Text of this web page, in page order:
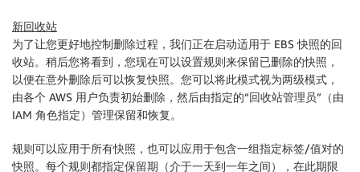
新回收站
为了让您更好地控制删除过程，我们正在启动适用于 EBS 快照的回
收站。稍后您将看到，您现在可以设置规则来保留已删除的快照，
以便在意外删除后可以恢复快照。您可以将此模式视为两级模式，
由各个 AWS 用户负责初始删除，然后由指定的“回收站管理员”（由
IAM 角色指定）管理保留和恢复。
规则可以应用于所有快照，也可以应用于包含一组指定标签/值对的
快照。每个规则都指定保留期（介于一天到一年之间），在此期限